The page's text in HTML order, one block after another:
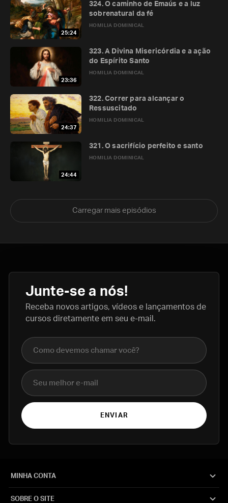
25:24
HOMILIA DOMINICAL
324. O caminho de Emaús e a luz
sobrenatural da fé
23:36
HOMILIA DOMINICAL
323. A Divina Misericórdia e a ação
do Espírito Santo
24:37
HOMILIA DOMINICAL
322. Correr para alcançar o
Ressuscitado
24:44
HOMILIA DOMINICAL
321. O sacrifício perfeito e santo
Carregar mais episódios
Junte-se a nós!
Receba novos artigos, vídeos e lançamentos de
cursos diretamente em seu e-mail.
Nome completo
E-mail
ENVIAR
MINHA CONTA
SOBRE O SITE